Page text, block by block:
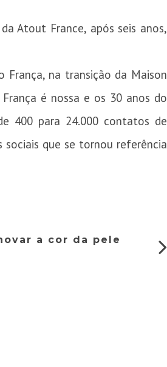
Atout France, após seis anos,
na transição da Maison
é nossa e os 30 anos do
400 para 24.000 contatos de
sociais que se tornou referência
a cor da pele